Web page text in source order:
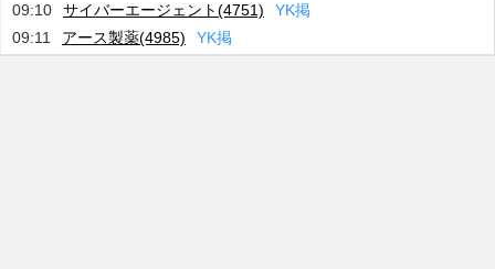
09:10
サイバーエージェント(4751) YK掲
09:11
アース製薬(4985) YK掲